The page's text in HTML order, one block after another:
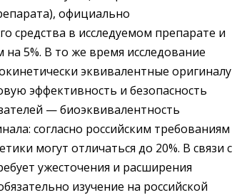
официально
средства в исследуемом препарате и
5%. В то же время исследование
эквивалентные оригиналу
эффективность и безопасность
— биоэквивалентность
согласно российским требованиям
могут отличаться до 20%. В связи с
ужесточения и расширения
изучение на российской